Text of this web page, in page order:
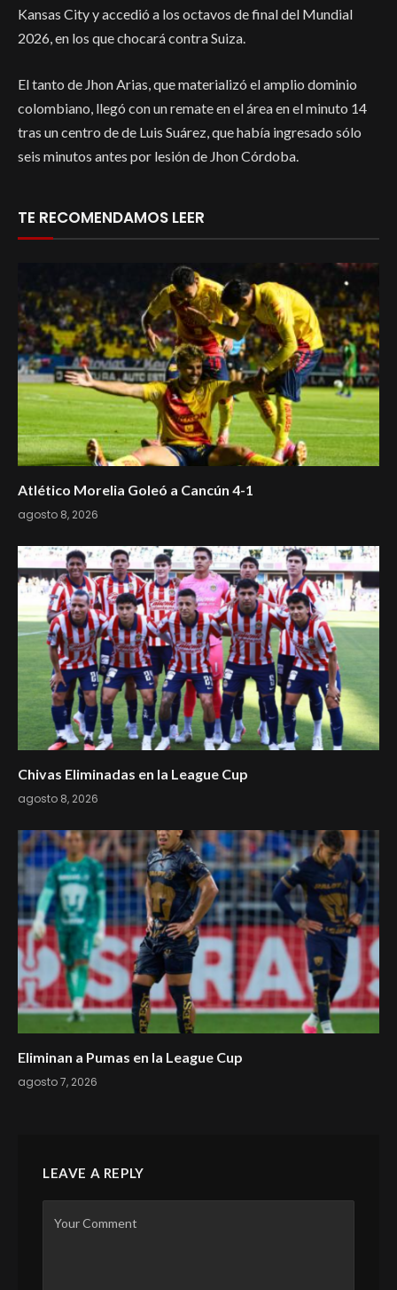
Kansas City y accedió a los octavos de final del Mundial
2026, en los que chocará contra Suiza.
El tanto de Jhon Arias, que materializó el amplio dominio
colombiano, llegó con un remate en el área en el minuto 14
tras un centro de de Luis Suárez, que había ingresado sólo
seis minutos antes por lesión de Jhon Córdoba.
TE RECOMENDAMOS LEER
Atlético Morelia Goleó a Cancún 4-1
agosto 8, 2026
Chivas Eliminadas en la League Cup
agosto 8, 2026
Eliminan a Pumas en la League Cup
agosto 7, 2026
LEAVE A REPLY